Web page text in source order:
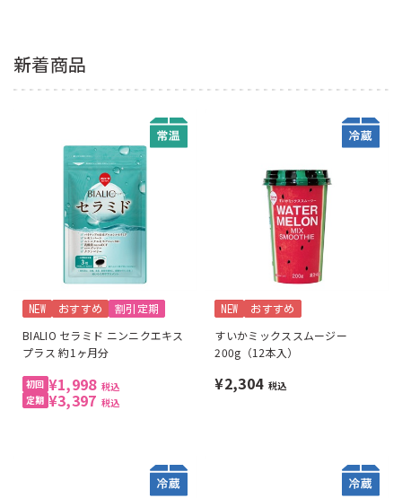
新着商品
NEW おすすめ 割引定期
BIALIO セラミド ニンニクエキス
プラス 約1ヶ月分
¥1,998 税込
¥3,397 税込
NEW おすすめ
すいかミックススムージー
200g（12本入）
¥2,304 税込